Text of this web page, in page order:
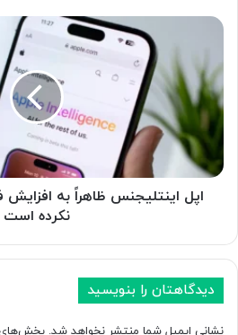
ع
ج
ر
ب
ل
م
ا
ل
ی
ت
ی
ر
اً
اپل اینتلیجنس ظاهراً به
نکرده است
دیدگاهتان را بنویسید